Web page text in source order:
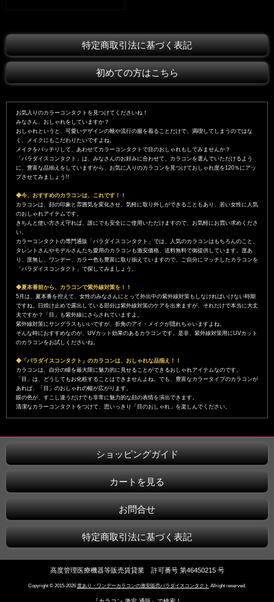
特定商取引法に基づく表記
初めての方はこちら
お気入りのカラーコンタクトを見つけてくださいね！
みなさん、おしゃれをしていますか？
おしゃれというと、可愛いデザインの靴や流行の服を着ることだけで、満喫してしまうのではな
く、メイクにもこだわりたいですよね。
メイクをバッチリして、あわせてカラーコンタクトで目のおしゃれもしてみませんか？
「パラダイスコンタクト」は、みなさんのお好みに合わせて、カラコンを選んでいただけるよう
に、豊富な品揃えをしていますから、お気に入りのカラコンを見つけておしゃれ度を120％にアッ
プさせてみましょう!!
◆今、おすすめのカラコンは、これです！！
カラコンは、顔の印象と雰囲気を変化させ、気軽に取り外しができることもあり、若い女性に人気
のおしゃれアイテムです。
きちんと使い方さえ守れば、誰にでも安全にご使用いただけますので、お気軽にお買い求めくださ
い。
カラーコンタクトの専門通販「パラダイスコンタクト」では、人気のカラコンはもちろんのこと、
タレントさんやモデルさんたち愛用のカラコンも激安価格、送料無料で御提供しています。度あ
り、度無し、ワンデー、カラー色も豊富に取り揃えていますので、ご自分にマッチしたカラコンを
「パラダイスコンタクト」で探してみましょう。
◆夏本番前から、カラコンで紫外線対策を！！
5月は、夏本番を控えて、女性のみなさんにとって外出中の紫外線対策もしなければいけない時期
ですね。日焼け止めで露出している部分は紫外線対策のケアを出来ますが、それだけで本当に大丈
夫ですか？「目」も紫外線にさらされていますよ。
紫外線対策にサングラスもいいですが、折角のアイ・メイクが隠れちゃいますよね。
そんな時におすすめなのが、UVカット効果のあるカラコンです。是非、紫外線対策用にUVカット
のカラコンをお試しくださいね。
◆「パラダイスコンタクト」のカラコンは、おしゃれな品揃え！！
カラコンは、自分の瞳を最大限に魅力的に見せることができるおしゃれアイテムなのです。
「目」は、どうしてもお化粧することはできませんよね。でも、豊富なカラータイプのカラコンが
あれば、「目」のおしゃれの幅が広がります。
眼の色が、すこし違うだけでも非常に魅力的な顔の表情を演出できます。
清潔なカラーコンタクトをつけて、思いっきり「目のおしゃれ」を楽しんでください。
ショッピングガイド
カートを見る
お問合せ
特定商取引法に基づく表記
高度管理医療機器等販売賃貸業 許可番号 第46450215 号
Copyright © 2015-2026 度あり・ワンデーカラコンの激安販売パラダイスコンタクト Allright reserved.